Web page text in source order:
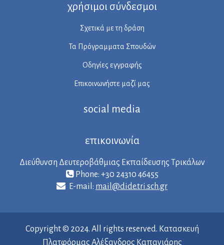
χρήσιμοι σύνδεσμοι
Σχετικά με τη δράση
Τα Πρόγραμματα Σπουδών
Οδηγίες εγγραφής
Επικοινωνήστε μαζί μας
social media
επικοινωνία
Διεύθυνση Δευτεροβάθμιας Εκπαίδευσης Τρικάλων
Phone: +30 24310 46455
E-mail: mail@dide.tri.sch.gr
Copyright © 2024. All rights reserved. Κατασκευή
Πλατφόρμας Αλέξανδρος Καπανιάρης